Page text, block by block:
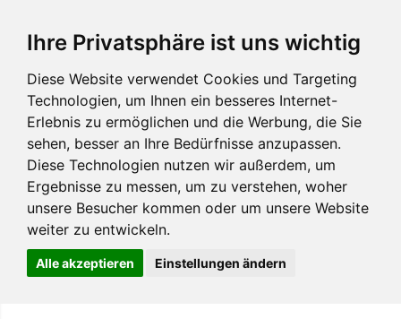
Ihre Privatsphäre ist uns wichtig
Diese Website verwendet Cookies und Targeting
Technologien, um Ihnen ein besseres Internet-
Erlebnis zu ermöglichen und die Werbung, die Sie
sehen, besser an Ihre Bedürfnisse anzupassen.
Diese Technologien nutzen wir außerdem, um
Ergebnisse zu messen, um zu verstehen, woher
unsere Besucher kommen oder um unsere Website
weiter zu entwickeln.
Alle akzeptieren Einstellungen ändern